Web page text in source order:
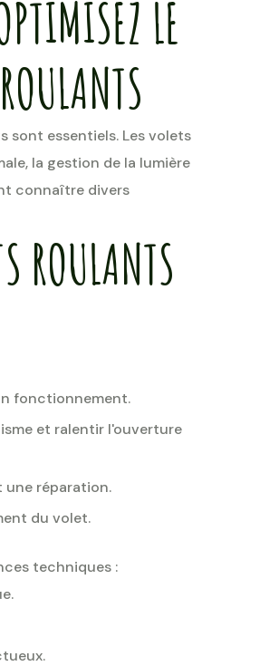
LE
sont essentiels. Les volets
la gestion de la lumière
connaître divers
ROULANTS
fonctionnement.
et ralentir l'ouverture
une réparation.
du volet.
techniques :